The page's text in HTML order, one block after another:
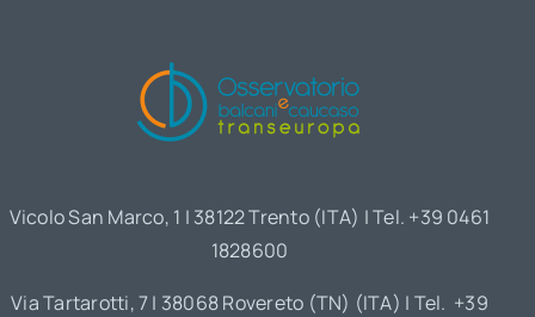
Vicolo San Marco, 1 | 38122 Trento (ITA) | Tel. +39 0461
1828600
Via Tartarotti, 7 | 38068 Rovereto (TN) (ITA) | Tel. +39